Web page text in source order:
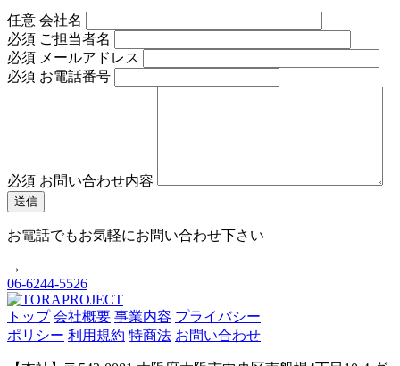
任意 会社名
必須 ご担当者名
必須 メールアドレス
必須 お電話番号
必須 お問い合わせ内容
お電話でもお気軽にお問い合わせ下さい
→
06-6244-5526
トップ 会社概要 事業内容 プライバシー
ポリシー 利用規約 特商法 お問い合わせ